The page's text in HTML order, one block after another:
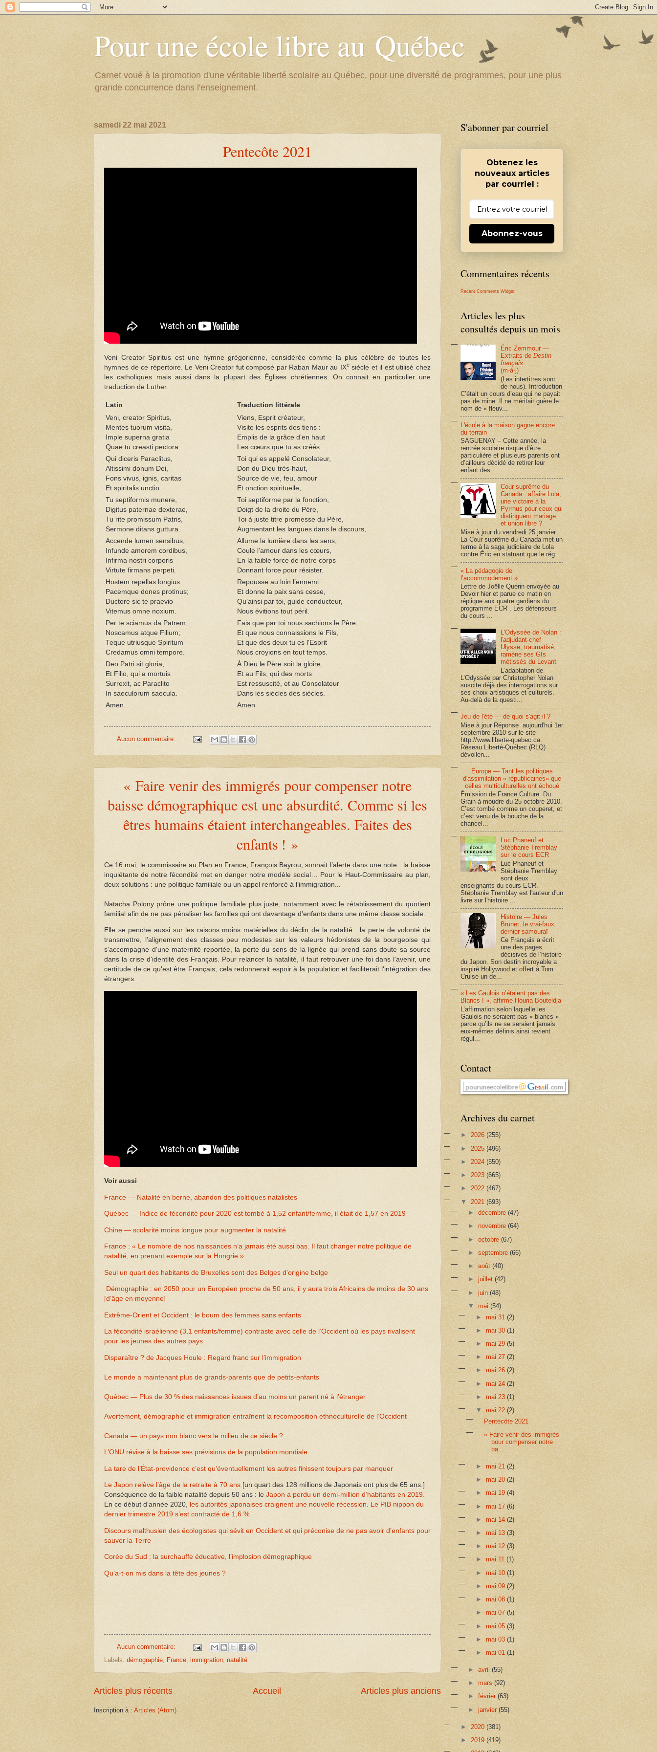
Pour une école libre au Québec
Carnet voué à la promotion d'une véritable liberté scolaire au Québec, pour une diversité de programmes, pour une plus
grande concurrence dans l'enseignement.
samedi 22 mai 2021
Pentecôte 2021
Veni Creator Spiritus est une hymne grégorienne, considérée comme la plus célèbre de toutes les
hymnes de ce répertoire. Le Veni Creator fut composé par Raban Maur au IXesiècle et il est utilisé chez
les catholiques mais aussi dans la plupart des Églises chrétiennes. On connait en particulier une
traduction de Luther.
Latin
Traduction littérale
Veni, creator Spiritus,
Mentes tuorum visita,
Imple superna gratia
Quae tu creasti pectora.
Viens, Esprit créateur,
Visite les esprits des tiens :
Emplis de la grâce d’en haut
Les cœurs que tu as créés.
Qui diceris Paraclitus,
Altissimi donum Dei,
Fons vivus, ignis, caritas
Et spiritalis unctio.
Toi qui es appelé Consolateur,
Don du Dieu très-haut,
Source de vie, feu, amour
Et onction spirituelle,
Tu septiformis munere,
Digitus paternae dexterae,
Tu rite promissum Patris,
Sermone ditans guttura.
Toi septiforme par la fonction,
Doigt de la droite du Père,
Toi à juste titre promesse du Père,
Augmentant les langues dans le discours,
Accende lumen sensibus,
Infunde amorem cordibus,
Infirma nostri corporis
Virtute firmans perpeti.
Allume la lumière dans les sens,
Coule l’amour dans les cœurs,
En la faible force de notre corps
Donnant force pour résister.
Hostem repellas longius
Pacemque dones protinus;
Ductore sic te praevio
Vitemus omne noxium.
Repousse au loin l’ennemi
Et donne la paix sans cesse,
Qu’ainsi par toi, guide conducteur,
Nous évitions tout péril.
Per te sciamus da Patrem,
Noscamus atque Filium;
Teque utriusque Spiritum
Credamus omni tempore.
Fais que par toi nous sachions le Père,
Et que nous connaissions le Fils,
Et que des deux tu es l'Esprit
Nous croyions en tout temps.
Deo Patri sit gloria,
Et Filio, qui a mortuis
Surrexit, ac Paraclito
In saeculorum saecula.
À Dieu le Père soit la gloire,
Et au Fils, qui des morts
Est ressuscité, et au Consolateur
Dans les siècles des siècles.
Amen.
Amen
Aucun commentaire:
« Faire venir des immigrés pour compenser notre
baisse démographique est une absurdité. Comme si les
êtres humains étaient interchangeables. Faites des
enfants ! »
Ce 16 mai, le commissaire au Plan en France, François Bayrou, sonnait l’alerte dans une note : la baisse
inquiétante de notre fécondité met en danger notre modèle social… Pour le Haut-Commissaire au plan,
deux solutions : une politique familiale ou un appel renforcé à l’immigration...
Natacha Polony prône une politique familiale plus juste, notamment avec le rétablissement du quotient
familial afin de ne pas pénaliser les familles qui ont davantage d'enfants dans une même classe sociale.
Elle se penche aussi sur les raisons moins matérielles du déclin de la natalité : la perte de volonté de
transmettre, l'alignement des classes peu modestes sur les valeurs hédonistes de la bourgeoise qui
s'accompagne d'une maternité reportée, la perte du sens de la lignée qui prend sans doute sa source
dans la crise d'identité des Français. Pour relancer la natalité, il faut retrouver une foi dans l'avenir, une
certitude de ce qu'est être Français, cela redonnerait espoir à la population et faciliterait l'intégration des
étrangers.
Voir aussi
France — Natalité en berne, abandon des politiques natalistes
Québec — Indice de fécondité pour 2020 est tombé à 1,52 enfant/femme, il était de 1,57 en 2019
Chine — scolarité moins longue pour augmenter la natalité
France : « Le nombre de nos naissances n’a jamais été aussi bas. Il faut changer notre politique de
natalité, en prenant exemple sur la Hongrie »
Seul un quart des habitants de Bruxelles sont des Belges d'origine belge
Démographie : en 2050 pour un Européen proche de 50 ans, il y aura trois Africains de moins de 30 ans
[d’âge en moyenne]
Extrême-Orient et Occident : le boum des femmes sans enfants
La fécondité israélienne (3,1 enfants/femme) contraste avec celle de l’Occident où les pays rivalisent
pour les jeunes des autres pays.
Disparaître ? de Jacques Houle : Regard franc sur l’immigration
Le monde a maintenant plus de grands-parents que de petits-enfants
Québec — Plus de 30 % des naissances issues d’au moins un parent né à l’étranger
Avortement, démographie et immigration entraînent la recomposition ethnoculturelle de l’Occident
Canada — un pays non blanc vers le milieu de ce siècle ?
L’ONU révise à la baisse ses prévisions de la population mondiale
La tare de l’État-providence c’est qu’éventuellement les autres finissent toujours par manquer
Le Japon relève l’âge de la retraite à 70 ans [un quart des 128 millions de Japonais ont plus de 65 ans.]
Conséquence de la faible natalité depuis 50 ans : le Japon a perdu un demi-million d’habitants en 2019.
En ce début d’année 2020, les autorités japonaises craignent une nouvelle récession. Le PIB nippon du
dernier trimestre 2019 s’est contracté de 1,6 %.
Discours malthusien des écologistes qui sévit en Occident et qui préconise de ne pas avoir d’enfants pour
sauver la Terre
Corée du Sud : la surchauffe éducative, l’implosion démographique
Qu’a-t-on mis dans la tête des jeunes ?
Aucun commentaire:
Labels: démographie, France, immigration, natalité
Articles plus récents Articles plus anciens
Accueil
Inscription à : Articles (Atom)
S'abonner par courriel
Obtenez les
nouveaux articles
par courriel :
Abonnez-vous
Commentaires récents
Recent Comments Widget
Articles les plus
consultés depuis un mois
Éric Zemmour —
Extraits deDestin
français
(m-à-j)
(Les intertitres sont
de nous). Introduction
C’était un cours d’eau qui ne payait
pas de mine. Il ne méritait guère le
nom de « fleuv...
L'école à la maison gagne encore
du terrain
SAGUENAY – Cette année, la
rentrée scolaire risque d’être
particulière et plusieurs parents ont
d’ailleurs décidé de retirer leur
enfant des...
Cour suprême du
Canada : affaire Lola,
une victoire à la
Pyrrhus pour ceux qui
distinguent mariage
et union libre ?
Mise à jour du vendredi 25 janvier
La Cour suprême du Canada met un
terme à la saga judiciaire de Lola
contre Éric en statuant que le rég...
« La pédagogie de
l’accommodement »
Lettre de Joëlle Quérin envoyée au
Devoir hier et parue ce matin en
réplique aux quatre gardiens du
programme ECR . Les défenseurs
du cours ...
L'Odyssée de Nolan :
l'adjudant-chef
Ulysse, traumatisé,
ramène ses GIs
métissés du Levant
L’adaptation de
L’Odyssée par Christopher Nolan
suscite déjà des interrogations sur
ses choix artistiques et culturels.
Au-delà de la questi...
Jeu de l'été — de quoi s'agit-il ?
Mise à jour Réponse aujourd'hui 1er
septembre 2010 sur le site
http://www.liberte-quebec.ca.
Réseau Liberté-Québec (RLQ)
dévoilen...
Europe — Tant les politiques
d'assimilation « républicaines» que
celles multiculturelles ont échoué
Émission de France Culture Du
Grain à moudre du 25 octobre 2010.
C’est tombé comme un couperet, et
c’est venu de la bouche de la
chancel...
Luc Phaneuf et
Stéphanie Tremblay
sur le cours ECR
Luc Phaneuf et
Stéphanie Tremblay
sont deux
enseignants du cours ECR.
Stéphanie Tremblay est l'auteur d'un
livre sur l'histoire ...
Histoire — Jules
Brunet, le vrai-faux
dernier samouraï
Ce Français a écrit
une des pages
décisives de l’histoire
du Japon. Son destin incroyable a
inspiré Hollywood et offert à Tom
Cruise un de...
« Les Gaulois n’étaient pas des
Blancs ! », affirme Houria Bouteldja
L’affirmation selon laquelle les
Gaulois ne seraient pas « blancs »
parce qu’ils ne se seraient jamais
eux-mêmes définis ainsi revient
régul...
Contact
Archives du carnet
► 2026 (255)
► 2025 (496)
► 2024 (550)
► 2023 (665)
► 2022 (467)
▼ 2021 (693)
►décembre(47)
►novembre(64)
►octobre(67)
►septembre(66)
►août(40)
►juillet(42)
►juin(48)
▼mai(54)
► mai 31 (2)
► mai 30 (1)
► mai 29 (5)
► mai 27 (2)
► mai 26 (2)
► mai 24 (2)
► mai 23 (1)
▼ mai 22 (2)
Pentecôte 2021
« Faire venir des immigrés
pour compenser notre
ba...
► mai 21 (2)
► mai 20 (2)
► mai 19 (4)
► mai 17 (6)
► mai 14 (2)
► mai 13 (3)
► mai 12 (3)
► mai 11 (1)
► mai 10 (1)
► mai 09 (2)
► mai 08 (1)
► mai 07 (5)
► mai 05 (3)
► mai 03 (1)
► mai 01 (1)
►avril(55)
► mars(92)
►février(63)
►janvier(55)
► 2020 (381)
► 2019 (419)